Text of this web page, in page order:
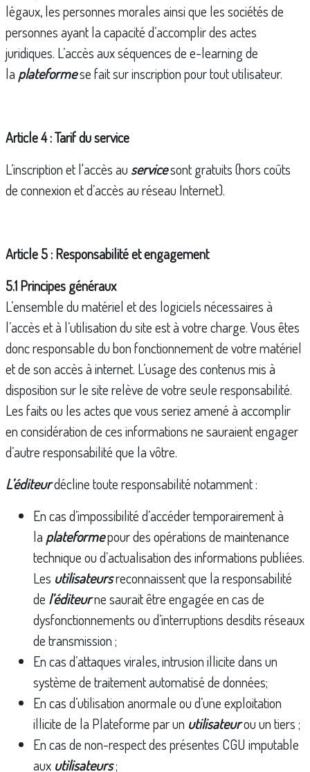
légaux, les personnes morales ainsi que les sociétés de
personnes ayant la capacité d’accomplir des actes
juridiques. L’accès aux séquences de e-learning de
la plateformese fait sur inscription pour tout utilisateur.
Article 4 : Tarif du service
L’inscription et l'accès au servicesont gratuits (hors coûts
de connexion et d’accès au réseau Internet).
Article 5 : Responsabilité et engagement
5.1 Principes généraux
L’ensemble du matériel et des logiciels nécessaires à
l’accès et à l’utilisation du site est à votre charge. Vous êtes
donc responsable du bon fonctionnement de votre matériel
et de son accès à internet. L’usage des contenus mis à
disposition sur le site relève de votre seule responsabilité.
Les faits ou les actes que vous seriez amené à accomplir
en considération de ces informations ne sauraient engager
d’autre responsabilité que la vôtre.
L’éditeurdécline toute responsabilité notamment :
En cas d’impossibilité d’accéder temporairement à
la plateformepour des opérations de maintenance
technique ou d’actualisation des informations publiées.
Les utilisateursreconnaissent que la responsabilité
de l’éditeurne saurait être engagée en cas de
dysfonctionnements ou d’interruptions desdits réseaux
de transmission ;
En cas d’attaques virales, intrusion illicite dans un
système de traitement automatisé de données;
En cas d’utilisation anormale ou d’une exploitation
illicite de la Plateforme par un utilisateurou un tiers ;
En cas de non-respect des présentes CGU imputable
aux utilisateurs;